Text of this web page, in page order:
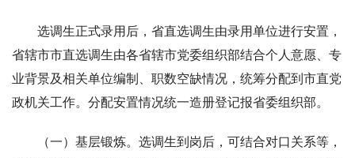
选调生正式录用后，省直选调生由录用单位进行安置，
省辖市市直选调生由各省辖市党委组织部结合个人意愿、专
业背景及相关单位编制、职数空缺情况，统筹分配到市直党
政机关工作。分配安置情况统一造册登记报省委组织部。
（一）基层锻炼。选调生到岗后，可结合对口关系等，